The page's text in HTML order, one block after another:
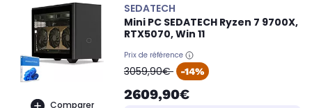
Comparer
SEDATECH
Mini PC SEDATECH Ryzen 7 9700X,
RTX5070, Win 11
Prix de référence
oldPrice
3059,90€ -14%
2609,90€